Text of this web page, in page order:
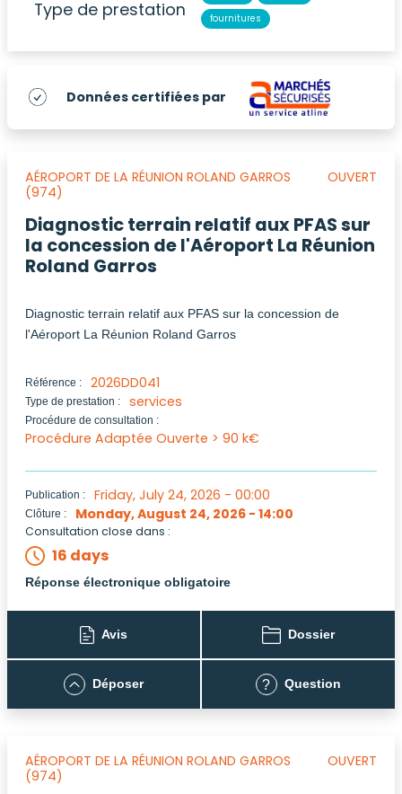
Type de prestation fournitures
Données certifiées par
AÉROPORT DE LA RÉUNION ROLAND GARROS
(974)
OUVERT
Diagnostic terrain relatif aux PFAS sur
la concession de l'Aéroport La Réunion
Roland Garros
Diagnostic terrain relatif aux PFAS sur la concession de
l'Aéroport La Réunion Roland Garros
Référence : 2026DD041
Type de prestation : services
Procédure de consultation :
Procédure Adaptée Ouverte > 90 k€
Publication : Friday, July 24, 2026 - 00:00
Clôture : Monday, August 24, 2026 - 14:00
Consultation close dans :
16 days
Réponse électronique obligatoire
Avis Dossier
Déposer ? Question
AÉROPORT DE LA RÉUNION ROLAND GARROS
(974)
OUVERT